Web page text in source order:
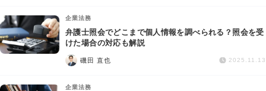
債務整理
AI Search Premium
掲載をご検討の弁護士の方へ
企業法務
弁護士照会でどこまで個人情報を調べられる？照会を受
けた場合の対応も解説
磯田 直也 2025.11.13
企業法務